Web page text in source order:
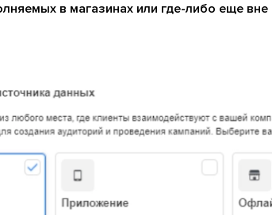
в магазинах или где-либо еще вне